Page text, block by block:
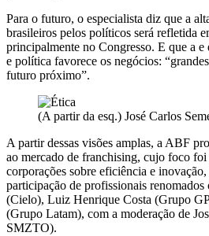
Para o futuro, o especialista diz que a
brasileiros pelos políticos será refletida
principalmente no Congresso. E que a e
e política favorece os negócios:
futuro próximo”.
(A partir da esq.) José Carlos
A partir dessas visões amplas, a ABF
ao mercado de franchising, cujo foco foi
corporações sobre eficiência e
participação de profissionais
(Cielo), Luiz Henrique Costa (Grupo
(Grupo Latam), com a moderação de
SMZTO).